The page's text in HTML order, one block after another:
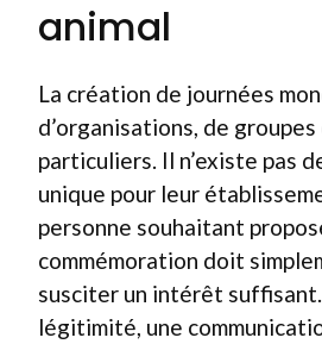
animal
La création de journées
d’organisations, de groupes
particuliers. Il n’existe pas
unique pour leur
personne souhaitant
commémoration doit
susciter un intérêt
légitimité, une